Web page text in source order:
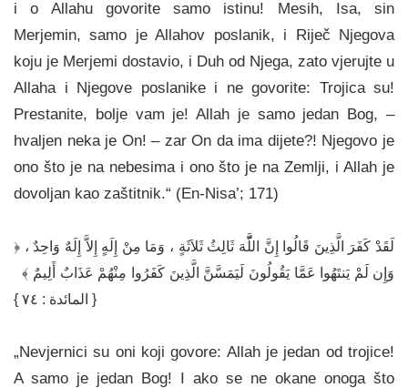
i o Allahu govorite samo istinu! Mesih, Isa, sin
Merjemin, samo je Allahov poslanik, i Riječ Njegova
koju je Merjemi dostavio, i Duh od Njega, zato vjerujte u
Allaha i Njegove poslanike i ne govorite: Trojica su!
Prestanite, bolje vam je! Allah je samo jedan Bog, –
hvaljen neka je On! – zar On da ima dijete?! Njegovo je
ono što je na nebesima i ono što je na Zemlji, i Allah je
dovoljan kao zaštitnik.“ (En-Nisa’; 171)
﴿ لَقَدْ كَفَرَ الَّذِينَ قَالُوا إِنَّ اللََّّهَ ثَالِثُ ثَلاَثَةٍ ، وَمَا مِنْ إِلَهٍ إِلاَّ إِلَهٌ وَاحِدٌ ،
وَإِن لَمْ يَنتَهُوا عَمَّا يَقُولُونَ لَيَمَسَّنَّ الَّذِينَ كَفَرُوا مِنْهُمْ عَذَابٌ أَلِيمٌ ﴾
{ المائدة : ٧٤ }
„Nevjernici su oni koji govore: Allah je jedan od trojice!
A samo je jedan Bog! I ako se ne okane onoga što